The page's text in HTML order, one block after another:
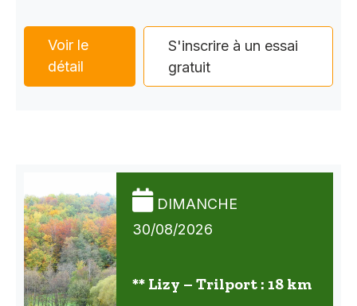
Voir le
détail
S'inscrire à un essai
gratuit
DIMANCHE
30/08/2026
** Lizy – Trilport : 18 km